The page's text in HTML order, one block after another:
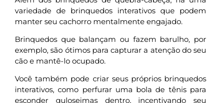
variedade de brinquedos interativos que podem
manter seu cachorro mentalmente engajado.
Brinquedos que balançam ou fazem barulho, por
exemplo, são ótimos para capturar a atenção do seu
cão e mantê-lo ocupado.
Você também pode criar seus próprios brinquedos
interativos, como perfurar uma bola de tênis para
esconder guloseimas dentro, incentivando seu